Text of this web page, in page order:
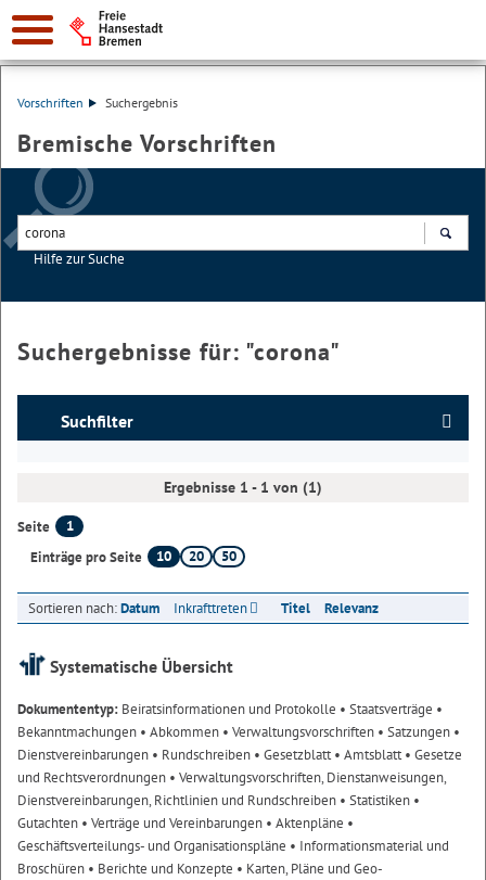
Vorschriften Suchergebnis
Bremische Vorschriften
Hilfe zur Suche
Suchergebnisse für: "corona"
Suchfilter
Ergebnisse 1 - 1 von (1)
Seite
1
Einträge pro Seite
10 20 50
Sortieren nach:Datum Inkrafttreten Titel Relevanz
Systematische Übersicht
Dokumententyp: Beiratsinformationen und Protokolle • Staatsverträge •
Bekanntmachungen • Abkommen • Verwaltungsvorschriften • Satzungen •
Dienstvereinbarungen • Rundschreiben • Gesetzblatt• Amtsblatt• Gesetze
und Rechtsverordnungen • Verwaltungsvorschriften, Dienstanweisungen,
Dienstvereinbarungen, Richtlinien und Rundschreiben • Statistiken •
Gutachten • Verträge und Vereinbarungen • Aktenpläne •
Geschäftsverteilungs- und Organisationspläne • Informationsmaterial und
Broschüren • Berichte und Konzepte • Karten, Pläne und Geo-